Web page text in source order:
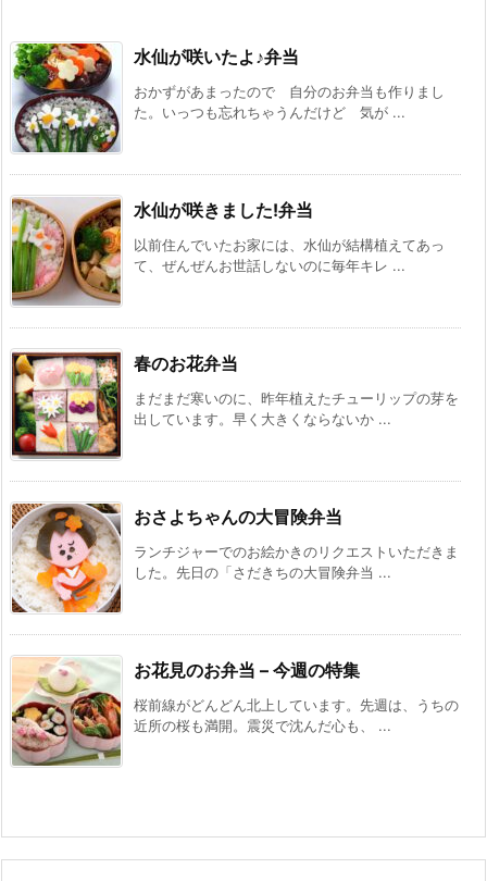
水仙が咲いたよ♪弁当
おかずがあまったので 自分のお弁当も作りまし
た。いっつも忘れちゃうんだけど 気が ...
水仙が咲きました!弁当
以前住んでいたお家には、水仙が結構植えてあっ
て、ぜんぜんお世話しないのに毎年キレ ...
春のお花弁当
まだまだ寒いのに、昨年植えたチューリップの芽を
出しています。早く大きくならないか ...
おさよちゃんの大冒険弁当
ランチジャーでのお絵かきのリクエストいただきま
した。先日の「さだきちの大冒険弁当 ...
お花見のお弁当 – 今週の特集
桜前線がどんどん北上しています。先週は、うちの
近所の桜も満開。震災で沈んだ心も、 ...